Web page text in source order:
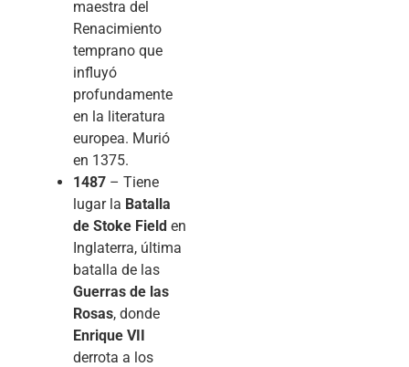
maestra del
Renacimiento
temprano que
influyó
profundamente
en la literatura
europea. Murió
en 1375.
1487 – Tiene
lugar la Batalla
de Stoke Field en
Inglaterra, última
batalla de las
Guerras de las
Rosas, donde
Enrique VII
derrota a los